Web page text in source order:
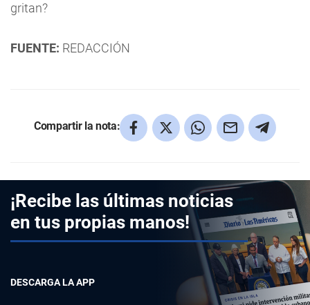
gritan?
FUENTE: REDACCIÓN
Compartir la nota:
¡Recibe las últimas noticias
en tus propias manos!
DESCARGA LA APP